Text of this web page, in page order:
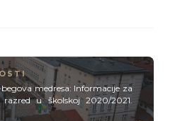
medresa: Informacije za
u školskoj 2020/2021.